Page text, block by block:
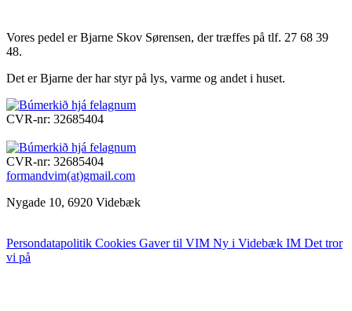
Vores pedel er Bjarne Skov Sørensen, der træffes på tlf. 27 68 39
48.
Det er Bjarne der har styr på lys, varme og andet i huset.
CVR-nr: 32685404
CVR-nr: 32685404
formandvim(at)gmail.com
Nygade 10, 6920 Videbæk
Persondatapolitik Cookies Gaver til VIM Ny i Videbæk IM Det tror
vi på